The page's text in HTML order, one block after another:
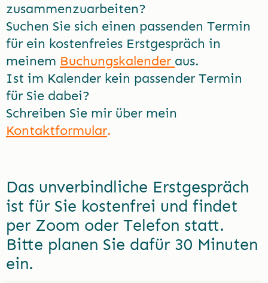
zusammenzuarbeiten?
Suchen Sie sich einen passenden Termin
für ein kostenfreies Erstgespräch in
meinem Buchungskalender aus.
Ist im Kalender kein passender Termin
für Sie dabei?
Schreiben Sie mir über mein
Kontaktformular.
Das unverbindliche Erstgespräch
ist für Sie kostenfrei und findet
per Zoom oder Telefon statt.
Bitte planen Sie dafür 30 Minuten
ein.